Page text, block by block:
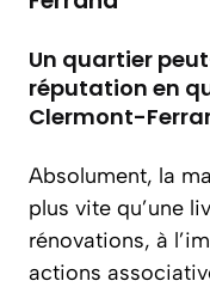
Un quartier
réputation en
Clermont-
Absolument, la
plus vite qu’une
rénovations, à
actions